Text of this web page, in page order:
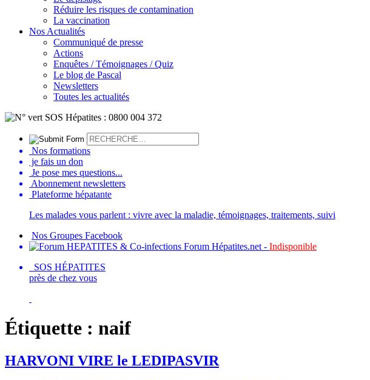
Réduire les risques de contamination
La vaccination
Nos Actualités
Communiqué de presse
Actions
Enquêtes / Témoignages / Quiz
Le blog de Pascal
Newsletters
Toutes les actualités
Nos formations
je fais un don
Je pose mes questions...
Abonnement newsletters
Plateforme hépatante
Les malades vous parlent : vivre avec la maladie, témoignages, traitements, suivi
Nos Groupes Facebook
Forum Hépatites.net - Indisponible
SOS HÉPATITES
près de chez vous
Étiquette : naif
HARVONI VIRE le LEDIPASVIR